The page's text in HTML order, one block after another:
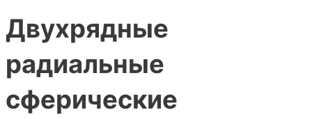
Двухрядные
радиальные
сферические